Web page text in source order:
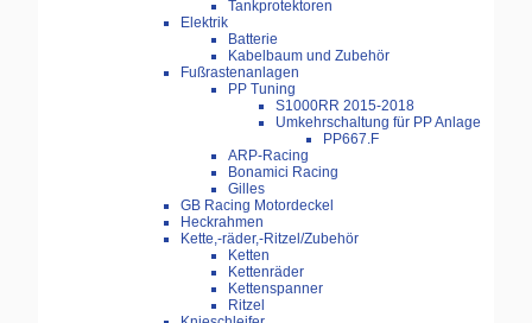
Tankprotektoren
Elektrik
Batterie
Kabelbaum und Zubehör
Fußrastenanlagen
PP Tuning
S1000RR 2015-2018
Umkehrschaltung für PP Anlage
PP667.F
ARP-Racing
Bonamici Racing
Gilles
GB Racing Motordeckel
Heckrahmen
Kette,-räder,-Ritzel/Zubehör
Ketten
Kettenräder
Kettenspanner
Ritzel